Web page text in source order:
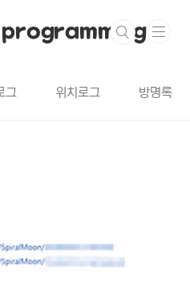
그 위치로그 방명록